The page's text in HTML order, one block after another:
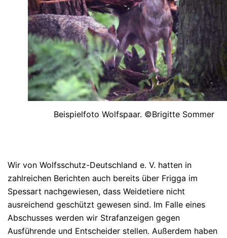
Beispielfoto Wolfspaar. ©Brigitte Sommer
Wir von Wolfsschutz-Deutschland e. V. hatten in
zahlreichen Berichten auch bereits über Frigga im
Spessart nachgewiesen, dass Weidetiere nicht
ausreichend geschützt gewesen sind. Im Falle eines
Abschusses werden wir Strafanzeigen gegen
Ausführende und Entscheider stellen. Außerdem haben